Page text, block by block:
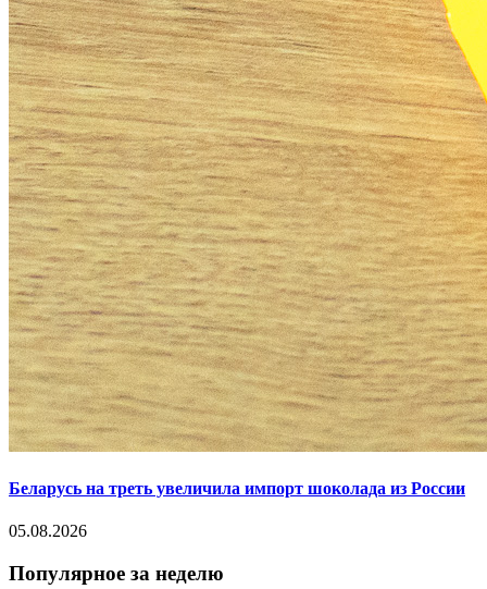
Беларусь на треть увеличила импорт шоколада из России
05.08.2026
Популярное за неделю